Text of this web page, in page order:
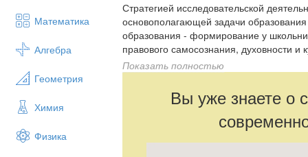
Математика
Алгебра
Геометрия
Химия
Физика
Стратегией исследовательской
основополагающей задачи
образования - формирование у
правового самосознания, духовности и
самостоятельности, толерантности,
обществе и активной адаптации на
Показать полностью
Вы уже знаете о